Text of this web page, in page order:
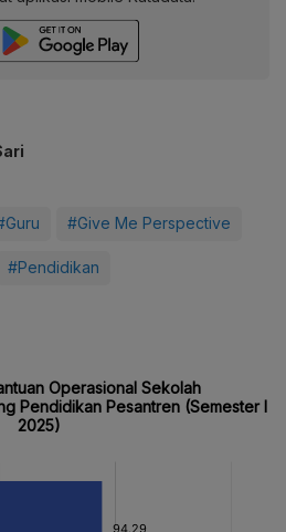
#Give Me Perspective
#Pendidikan